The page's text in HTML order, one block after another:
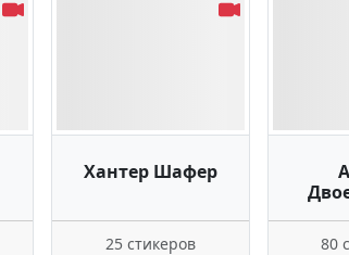
Хантер Шафер
25 стикеров
80